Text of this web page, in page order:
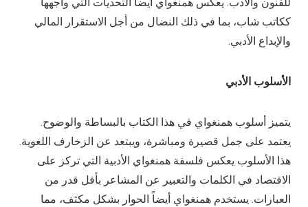
ككاتب شاب، بما في ذلك النضال من أجل الاستقرار المالي
والإبداع الأدبي.
الأسلوب الأدبي
يتميز أسلوب همنغواي في هذا الكتاب بالبساطة والوضوح.
يعتمد على جمل قصيرة ومباشرة، ويبتعد عن الزخارف اللغوية.
هذا الأسلوب يعكس فلسفة همنغواي الأدبية التي تركز على
الاقتصاد في الكلمات والتعبير عن المشاعر بأقل قدر من
العبارات. يستخدم همنغواي أيضاً الحوار بشكل مكثف، مما